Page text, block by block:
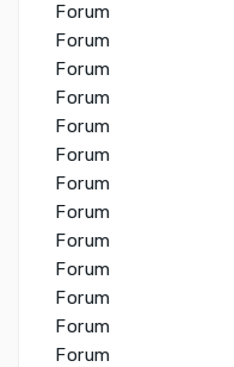
Forum
Forum
Forum
Forum
Forum
Forum
Forum
Forum
Forum
Forum
Forum
Forum
Forum